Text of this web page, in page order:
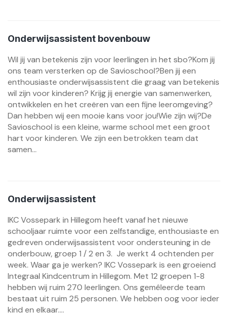
Onderwijsassistent bovenbouw
Wil jij van betekenis zijn voor leerlingen in het sbo?Kom jij
ons team versterken op de Savioschool?Ben jij een
enthousiaste onderwijsassistent die graag van betekenis
wil zijn voor kinderen? Krijg jij energie van samenwerken,
ontwikkelen en het creëren van een fijne leeromgeving?
Dan hebben wij een mooie kans voor jou!Wie zijn wij?De
Savioschool is een kleine, warme school met een groot
hart voor kinderen. We zijn een betrokken team dat
samen...
Onderwijsassistent
IKC Vossepark in Hillegom heeft vanaf het nieuwe
schooljaar ruimte voor een zelfstandige, enthousiaste en
gedreven onderwijsassistent voor ondersteuning in de
onderbouw, groep 1 / 2 en 3. Je werkt 4 ochtenden per
week. Waar ga je werken? IKC Vossepark is een groeiend
Integraal Kindcentrum in Hillegom. Met 12 groepen 1-8
hebben wij ruim 270 leerlingen. Ons gemêleerde team
bestaat uit ruim 25 personen. We hebben oog voor ieder
kind en elkaar....